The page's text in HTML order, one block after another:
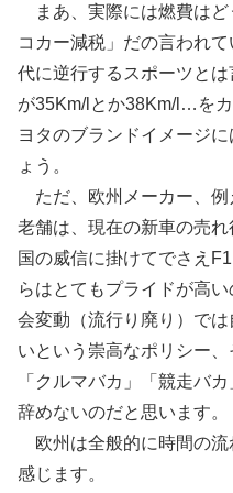
まあ、実際には燃費はど
コカー減税」だの言われ
代に逆行するスポーツと
が35Km/lとか38Km/l…を
ヨタのブランドイメージ
ょう。
ただ、欧州メーカー、例
老舗は、現在の新車の売
国の威信に掛けてでさえ
らはとてもプライドが高
会変動（流行り廃り）で
いという崇高なポリシー、
「クルマバカ」「競走バ
辞めないのだと思います。
欧州は全般的に時間の流
感じます。